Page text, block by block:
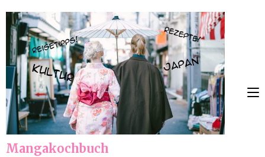
content
(Press
Enter)
Mangakochbuch